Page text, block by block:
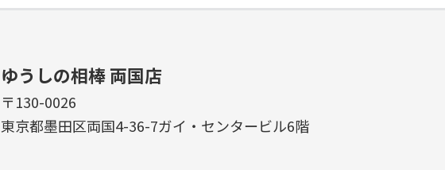
ゆうしの相棒 両国店
〒130-0026
東京都墨田区両国4-36-7ガイ・センタービル6階